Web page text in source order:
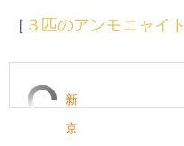
［ ３匹のアンモニャイト
新
京